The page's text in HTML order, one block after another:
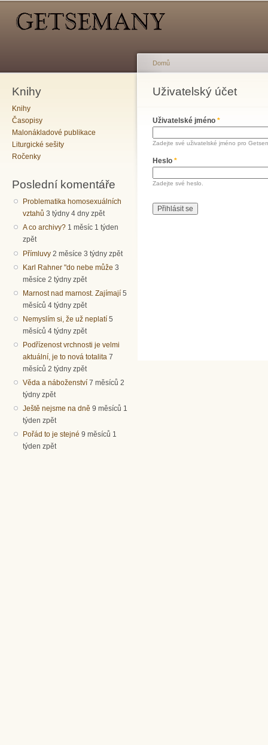
Knihy
Knihy
Časopisy
Malonákladové publikace
Liturgické sešity
Ročenky
Poslední komentáře
Problematika homosexuálních
vztahů 3 týdny 4 dny zpět
A co archivy? 1 měsíc 1 týden
zpět
Přímluvy 2 měsíce 3 týdny zpět
Karl Rahner "do nebe může 3
měsíce 2 týdny zpět
Marnost nad marnost. Zajímají 5
měsíců 4 týdny zpět
Nemyslím si, že už neplatí 5
měsíců 4 týdny zpět
Podřízenost vrchnosti je velmi
aktuální, je to nová totalita 7
měsíců 2 týdny zpět
Věda a náboženství 7 měsíců 2
týdny zpět
Ještě nejsme na dně 9 měsíců 1
týden zpět
Pořád to je stejné 9 měsíců 1
týden zpět
Jste zde
Domů
Uživatelský účet
Hlavní záložky
Uživatelské jméno *
Zadejte své uživatelské jméno pro
Heslo *
Zadejte své heslo.